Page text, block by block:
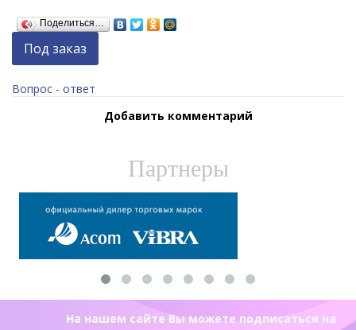
Поделиться…
Под заказ
Вопрос - ответ
Добавить комментарий
Партнеры
На нашем сайте Вы можете подписаться на